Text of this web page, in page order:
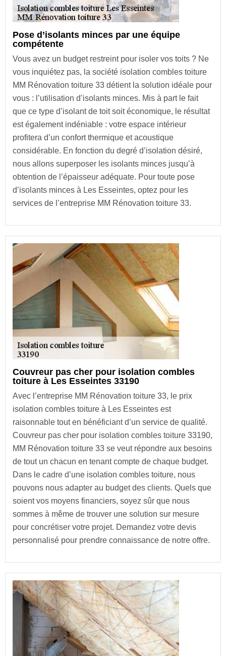
Pose d’isolants minces par une équipe
compétente
Vous avez un budget restreint pour isoler vos toits ? Ne
vous inquiétez pas, la société isolation combles toiture
MM Rénovation toiture 33 détient la solution idéale pour
vous : l’utilisation d’isolants minces. Mis à part le fait
que ce type d’isolant de toit soit économique, le résultat
est également indéniable : votre espace intérieur
profitera d’un confort thermique et acoustique
considérable. En fonction du degré d’isolation désiré,
nous allons superposer les isolants minces jusqu’à
obtention de l’épaisseur adéquate. Pour toute pose
d’isolants minces à Les Esseintes, optez pour les
services de l’entreprise MM Rénovation toiture 33.
Couvreur pas cher pour isolation combles
toiture à Les Esseintes 33190
Avec l’entreprise MM Rénovation toiture 33, le prix
isolation combles toiture à Les Esseintes est
raisonnable tout en bénéficiant d’un service de qualité.
Couvreur pas cher pour isolation combles toiture 33190,
MM Rénovation toiture 33 se veut répondre aux besoins
de tout un chacun en tenant compte de chaque budget.
Dans le cadre d’une isolation combles toiture, nous
pouvons nous adapter au budget des clients. Quels que
soient vos moyens financiers, soyez sûr que nous
sommes à même de trouver une solution sur mesure
pour concrétiser votre projet. Demandez votre devis
personnalisé pour prendre connaissance de notre offre.